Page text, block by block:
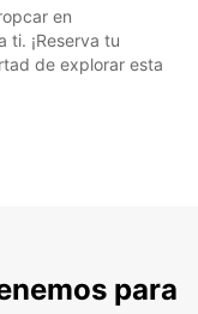
en
ti. ¡Reserva tu
de explorar esta
para